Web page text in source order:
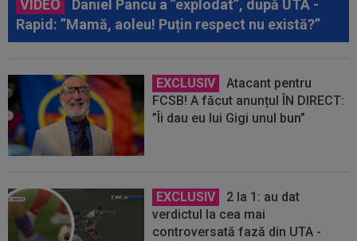
VIDEO
Daniel Pancu a ”explodat”, după UTA -
Rapid: ”Mamă, aoleu! Puțin respect nu există?”
EXCLUSIV
Atacant pentru
FCSB! A făcut anunțul ÎN DIRECT:
”Îi dau eu lui Gigi unul bun”
EXCLUSIV
2 la 1: au dat
verdictul la cea mai
controversată fază din UTA -